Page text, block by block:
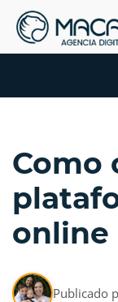
Como
online
Publicado